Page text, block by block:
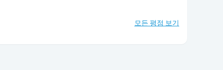
모든 평점 보기